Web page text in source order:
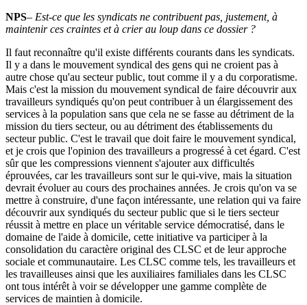
NPS– Est-ce que les syndicats ne contribuent pas, justement, à
maintenir ces craintes et à crier au loup dans ce dossier ?
Il faut reconnaître qu'il existe différents courants dans les syndicats.
Il y a dans le mouvement syndical des gens qui ne croient pas à
autre chose qu'au secteur public, tout comme il y a du corporatisme.
Mais c'est la mission du mouvement syndical de faire découvrir aux
travailleurs syndiqués qu'on peut contribuer à un élargissement des
services à la population sans que cela ne se fasse au détriment de la
mission du tiers secteur, ou au détriment des établissements du
secteur public. C'est le travail que doit faire le mouvement syndical,
et je crois que l'opinion des travailleurs a progressé à cet égard. C'est
sûr que les compressions viennent s'ajouter aux difficultés
éprouvées, car les travailleurs sont sur le qui-vive, mais la situation
devrait évoluer au cours des prochaines années. Je crois qu'on va se
mettre à construire, d'une façon intéressante, une relation qui va faire
découvrir aux syndiqués du secteur public que si le tiers secteur
réussit à mettre en place un véritable service démocratisé, dans le
domaine de l'aide à domicile, cette initiative va participer à la
consolidation du caractère original des CLSC et de leur approche
sociale et communautaire. Les CLSC comme tels, les travailleurs et
les travailleuses ainsi que les auxiliaires familiales dans les CLSC
ont tous intérêt à voir se développer une gamme complète de
services de maintien à domicile.